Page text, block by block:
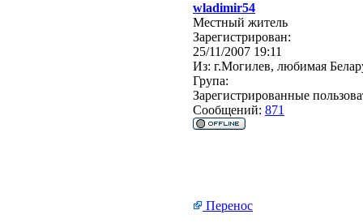
wladimir54
Местный житель
Зарегистрирован:
25/11/2007 19:11
Из: г.Могилев, любимая
Група:
Зарегистрированные
Сообщений: 871
Перенос